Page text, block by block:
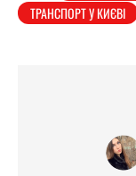
ТРАНСПОРТ У КИЄВІ